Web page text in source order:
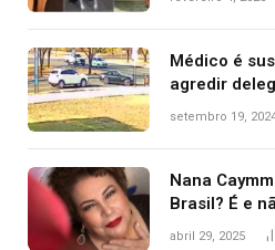
Médico é
agredir
durante
setembro 19,
Nana
Brasil? É e
abril 29, 2025